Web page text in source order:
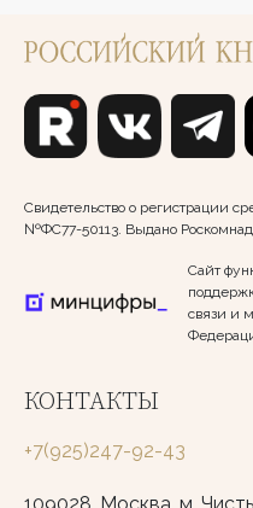
Свидетельство о регистрации
№ФС77-50113. Выдано
Сайт
связи и
КОНТАКТЫ
+7(925)247-92-43